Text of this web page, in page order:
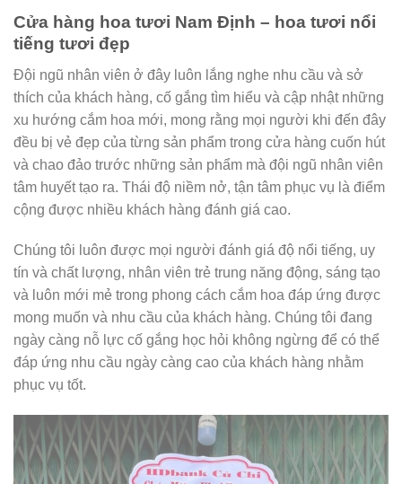
Cửa hàng hoa tươi Nam Định – hoa tươi nổi
tiếng tươi đẹp
Đội ngũ nhân viên ở đây luôn lắng nghe nhu cầu và sở
thích của khách hàng, cố gắng tìm hiểu và cập nhật những
xu hướng cắm hoa mới, mong rằng mọi người khi đến đây
đều bị vẻ đẹp của từng sản phẩm trong cửa hàng cuốn hút
và chao đảo trước những sản phẩm mà đội ngũ nhân viên
tâm huyết tạo ra. Thái độ niềm nở, tận tâm phục vụ là điểm
cộng được nhiều khách hàng đánh giá cao.
Chúng tôi luôn được mọi người đánh giá độ nổi tiếng, uy
tín và chất lượng, nhân viên trẻ trung năng động, sáng tạo
và luôn mới mẻ trong phong cách cắm hoa đáp ứng được
mong muốn và nhu cầu của khách hàng. Chúng tôi đang
ngày càng nỗ lực cố gắng học hỏi không ngừng để có thể
đáp ứng nhu cầu ngày càng cao của khách hàng nhằm
phục vụ tốt.